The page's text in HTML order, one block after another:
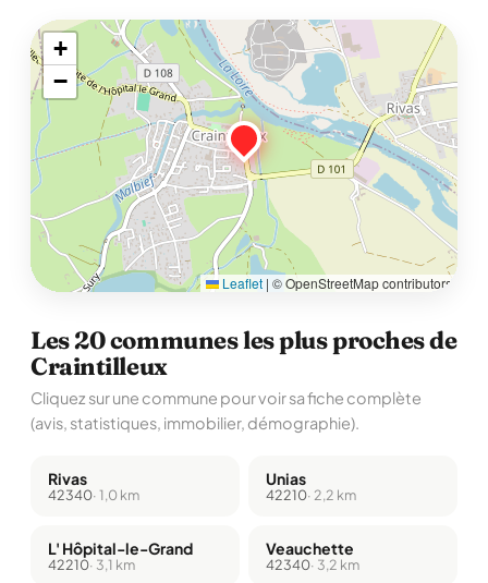
+
−
Leaflet | © OpenStreetMap contributors
Les 20 communes les plus proches de
Craintilleux
Cliquez sur une commune pour voir sa fiche complète
(avis, statistiques, immobilier, démographie).
Rivas
42340· 1,0 km
Unias
42210· 2,2 km
L' Hôpital-le-Grand
42210· 3,1 km
Veauchette
42340· 3,2 km